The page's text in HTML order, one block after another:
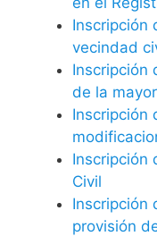
Inscripción
vecindad
Inscripción
de la
Inscripción
Inscripción
Civil
Inscripción
provisión